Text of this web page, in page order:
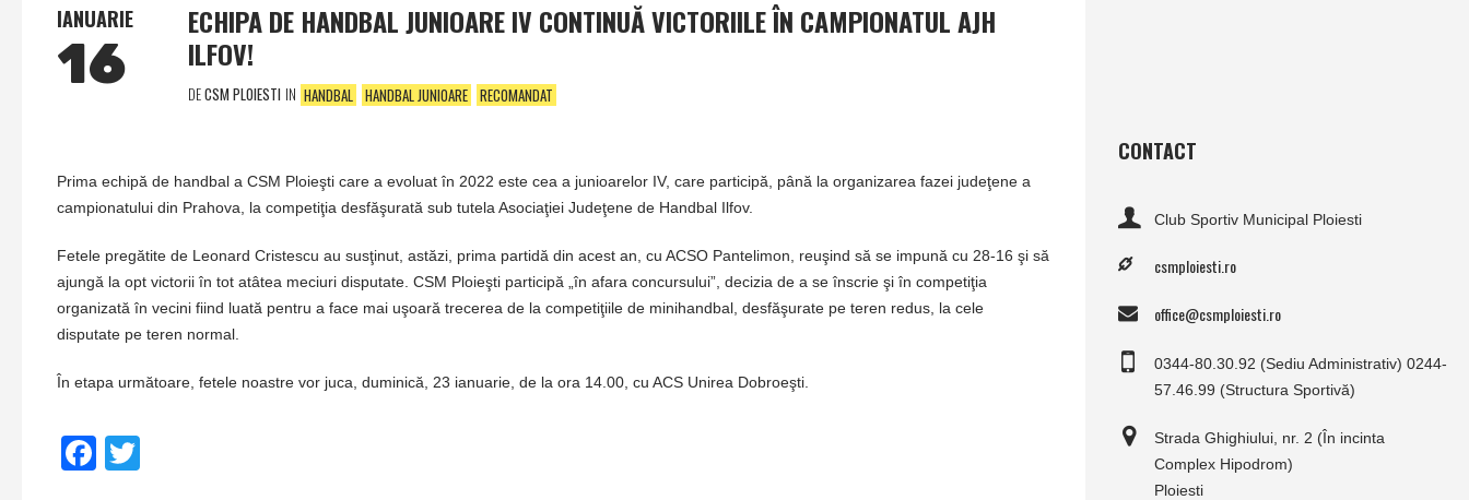
IANUARIE
16
ECHIPA DE HANDBAL JUNIOARE IV CONTINUĂ VICTORIILE ÎN CAMPIONATUL AJH
ILFOV!
DECSM PLOIESTI IN HANDBAL HANDBAL JUNIOARE RECOMANDAT
Prima echipă de handbal a CSM Ploieşti care a evoluat în 2022 este cea a junioarelor IV, care participă, până la organizarea fazei judeţene a
campionatului din Prahova, la competiţia desfăşurată sub tutela Asociaţiei Judeţene de Handbal Ilfov.
Fetele pregătite de Leonard Cristescu au susţinut, astăzi, prima partidă din acest an, cu ACSO Pantelimon, reuşind să se impună cu 28-16 şi să
ajungă la opt victorii în tot atâtea meciuri disputate. CSM Ploieşti participă „în afara concursului”, decizia de a se înscrie şi în competiţia
organizată în vecini fiind luată pentru a face mai uşoară trecerea de la competiţiile de minihandbal, desfăşurate pe teren redus, la cele
disputate pe teren normal.
În etapa următoare, fetele noastre vor juca, duminică, 23 ianuarie, de la ora 14.00, cu ACS Unirea Dobroeşti.
Facebook
CONTACT
Club Sportiv Municipal Ploiesti
csmploiesti.ro
office@csmploiesti.ro
0344-80.30.92 (Sediu Administrativ) 0244-
57.46.99 (Structura Sportivă)
Strada Ghighiului, nr. 2 (În incinta
Complex Hipodrom)
Ploiesti